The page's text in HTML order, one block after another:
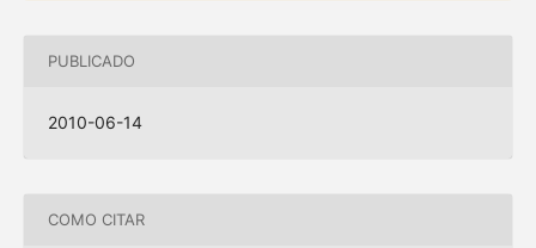
PUBLICADO
2010-06-14
COMO CITAR